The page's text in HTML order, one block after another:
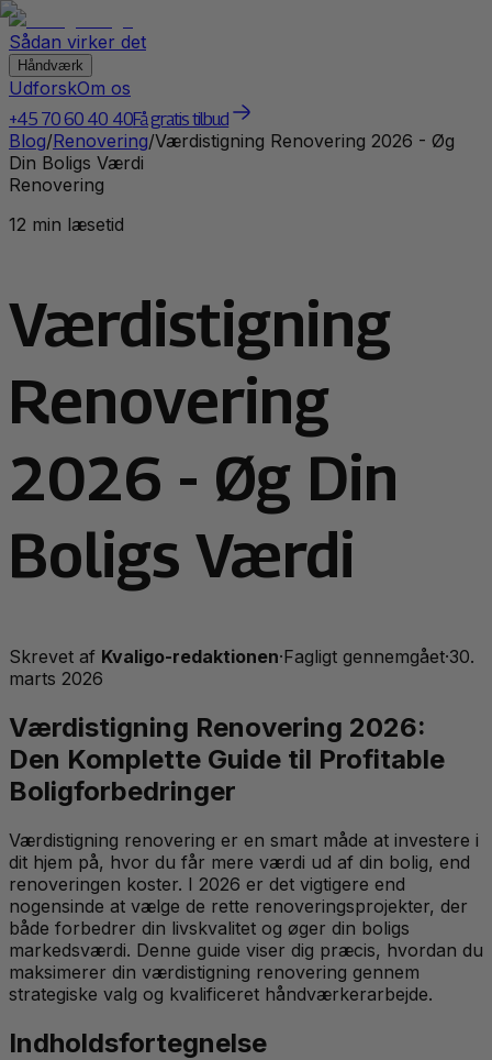
Sådan virker det
Håndværk
UdforskOm os
+45 70 60 40 40Få gratis tilbud
Blog/Renovering/Værdistigning Renovering 2026 - Øg
Din Boligs Værdi
Renovering
12 min læsetid
Værdistigning
Renovering
2026 - Øg Din
Boligs Værdi
Skrevet af Kvaligo-redaktionen·Fagligt gennemgået·30.
marts 2026
Værdistigning Renovering 2026:
Den Komplette Guide til Profitable
Boligforbedringer
Værdistigning renovering er en smart måde at investere i
dit hjem på, hvor du får mere værdi ud af din bolig, end
renoveringen koster. I 2026 er det vigtigere end
nogensinde at vælge de rette renoveringsprojekter, der
både forbedrer din livskvalitet og øger din boligs
markedsværdi. Denne guide viser dig præcis, hvordan du
maksimerer din værdistigning renovering gennem
strategiske valg og kvalificeret håndværkerarbejde.
Indholdsfortegnelse